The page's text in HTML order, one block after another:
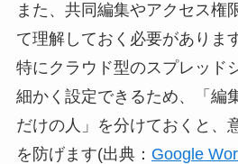
また、共同編集やアクセス権
て理解しておく必要がありま
特にクラウド型のスプレッド
細かく設定できるため、「編
だけの人」を分けておくと、
を防げます(出典： Google